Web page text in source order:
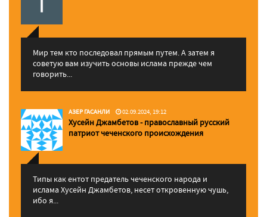
Мир тем кто последовал прямым путем. А затем я
советую вам изучить основы ислама прежде чем
говорить...
АЗЕР ГАСАНЛИ 02.09.2024, 19:12
Хусейн Джамбетов - православный русский
патриот чеченского происхождения
Типы как ентот предатель чеченского народа и
ислама Хусейн Джамбетов, несет откровенную чушь,
ибо я...